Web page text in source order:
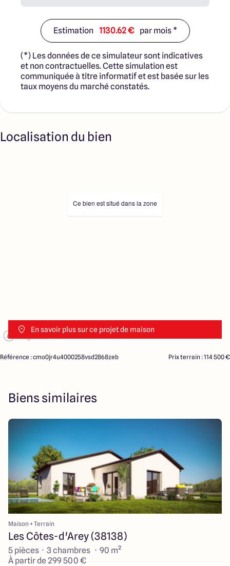
Estimation 1130.62 € par mois *
(*) Les données de ce simulateur sont indicatives
et non contractuelles. Cette simulation est
communiquée à titre informatif et est basée sur les
taux moyens du marché constatés.
Localisation du bien
En savoir plus sur ce projet de maison
Ce bien est situé dans la zone
Référence : cmo0jr4u4000258vsd2868zeb Prix terrain : 114 500 €
Biens similaires
Maison + Terrain
Les Côtes-d'Arey (38138)
5 pièces · 3 chambres · 90 m²
À partir de 299 500 €